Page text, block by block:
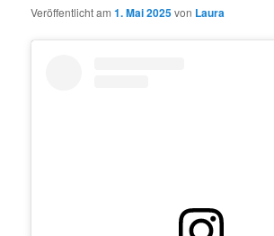
Veröffentlicht am1. Mai 2025von Laura